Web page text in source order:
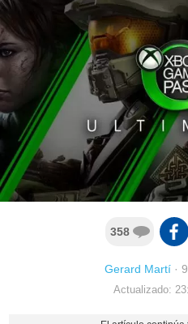
358
Gerard Martí·
Actualizado: